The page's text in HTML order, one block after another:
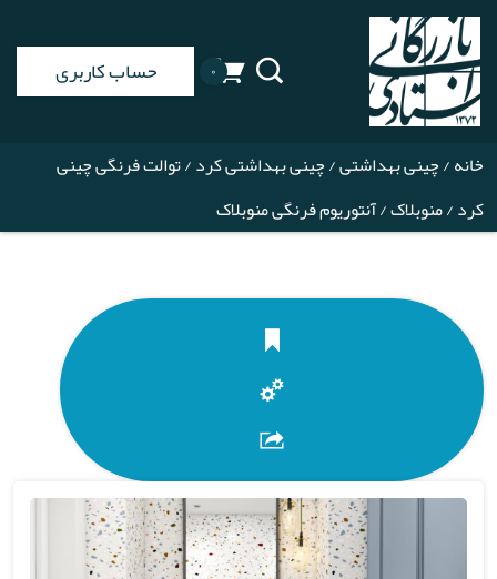
۰ حساب کاربری
خانه/چینی بهداشتی/چینی بهداشتی کرد/توالت فرنگی چینی
کرد/منوبلاک/ آنتوریوم فرنگی منوبلاک